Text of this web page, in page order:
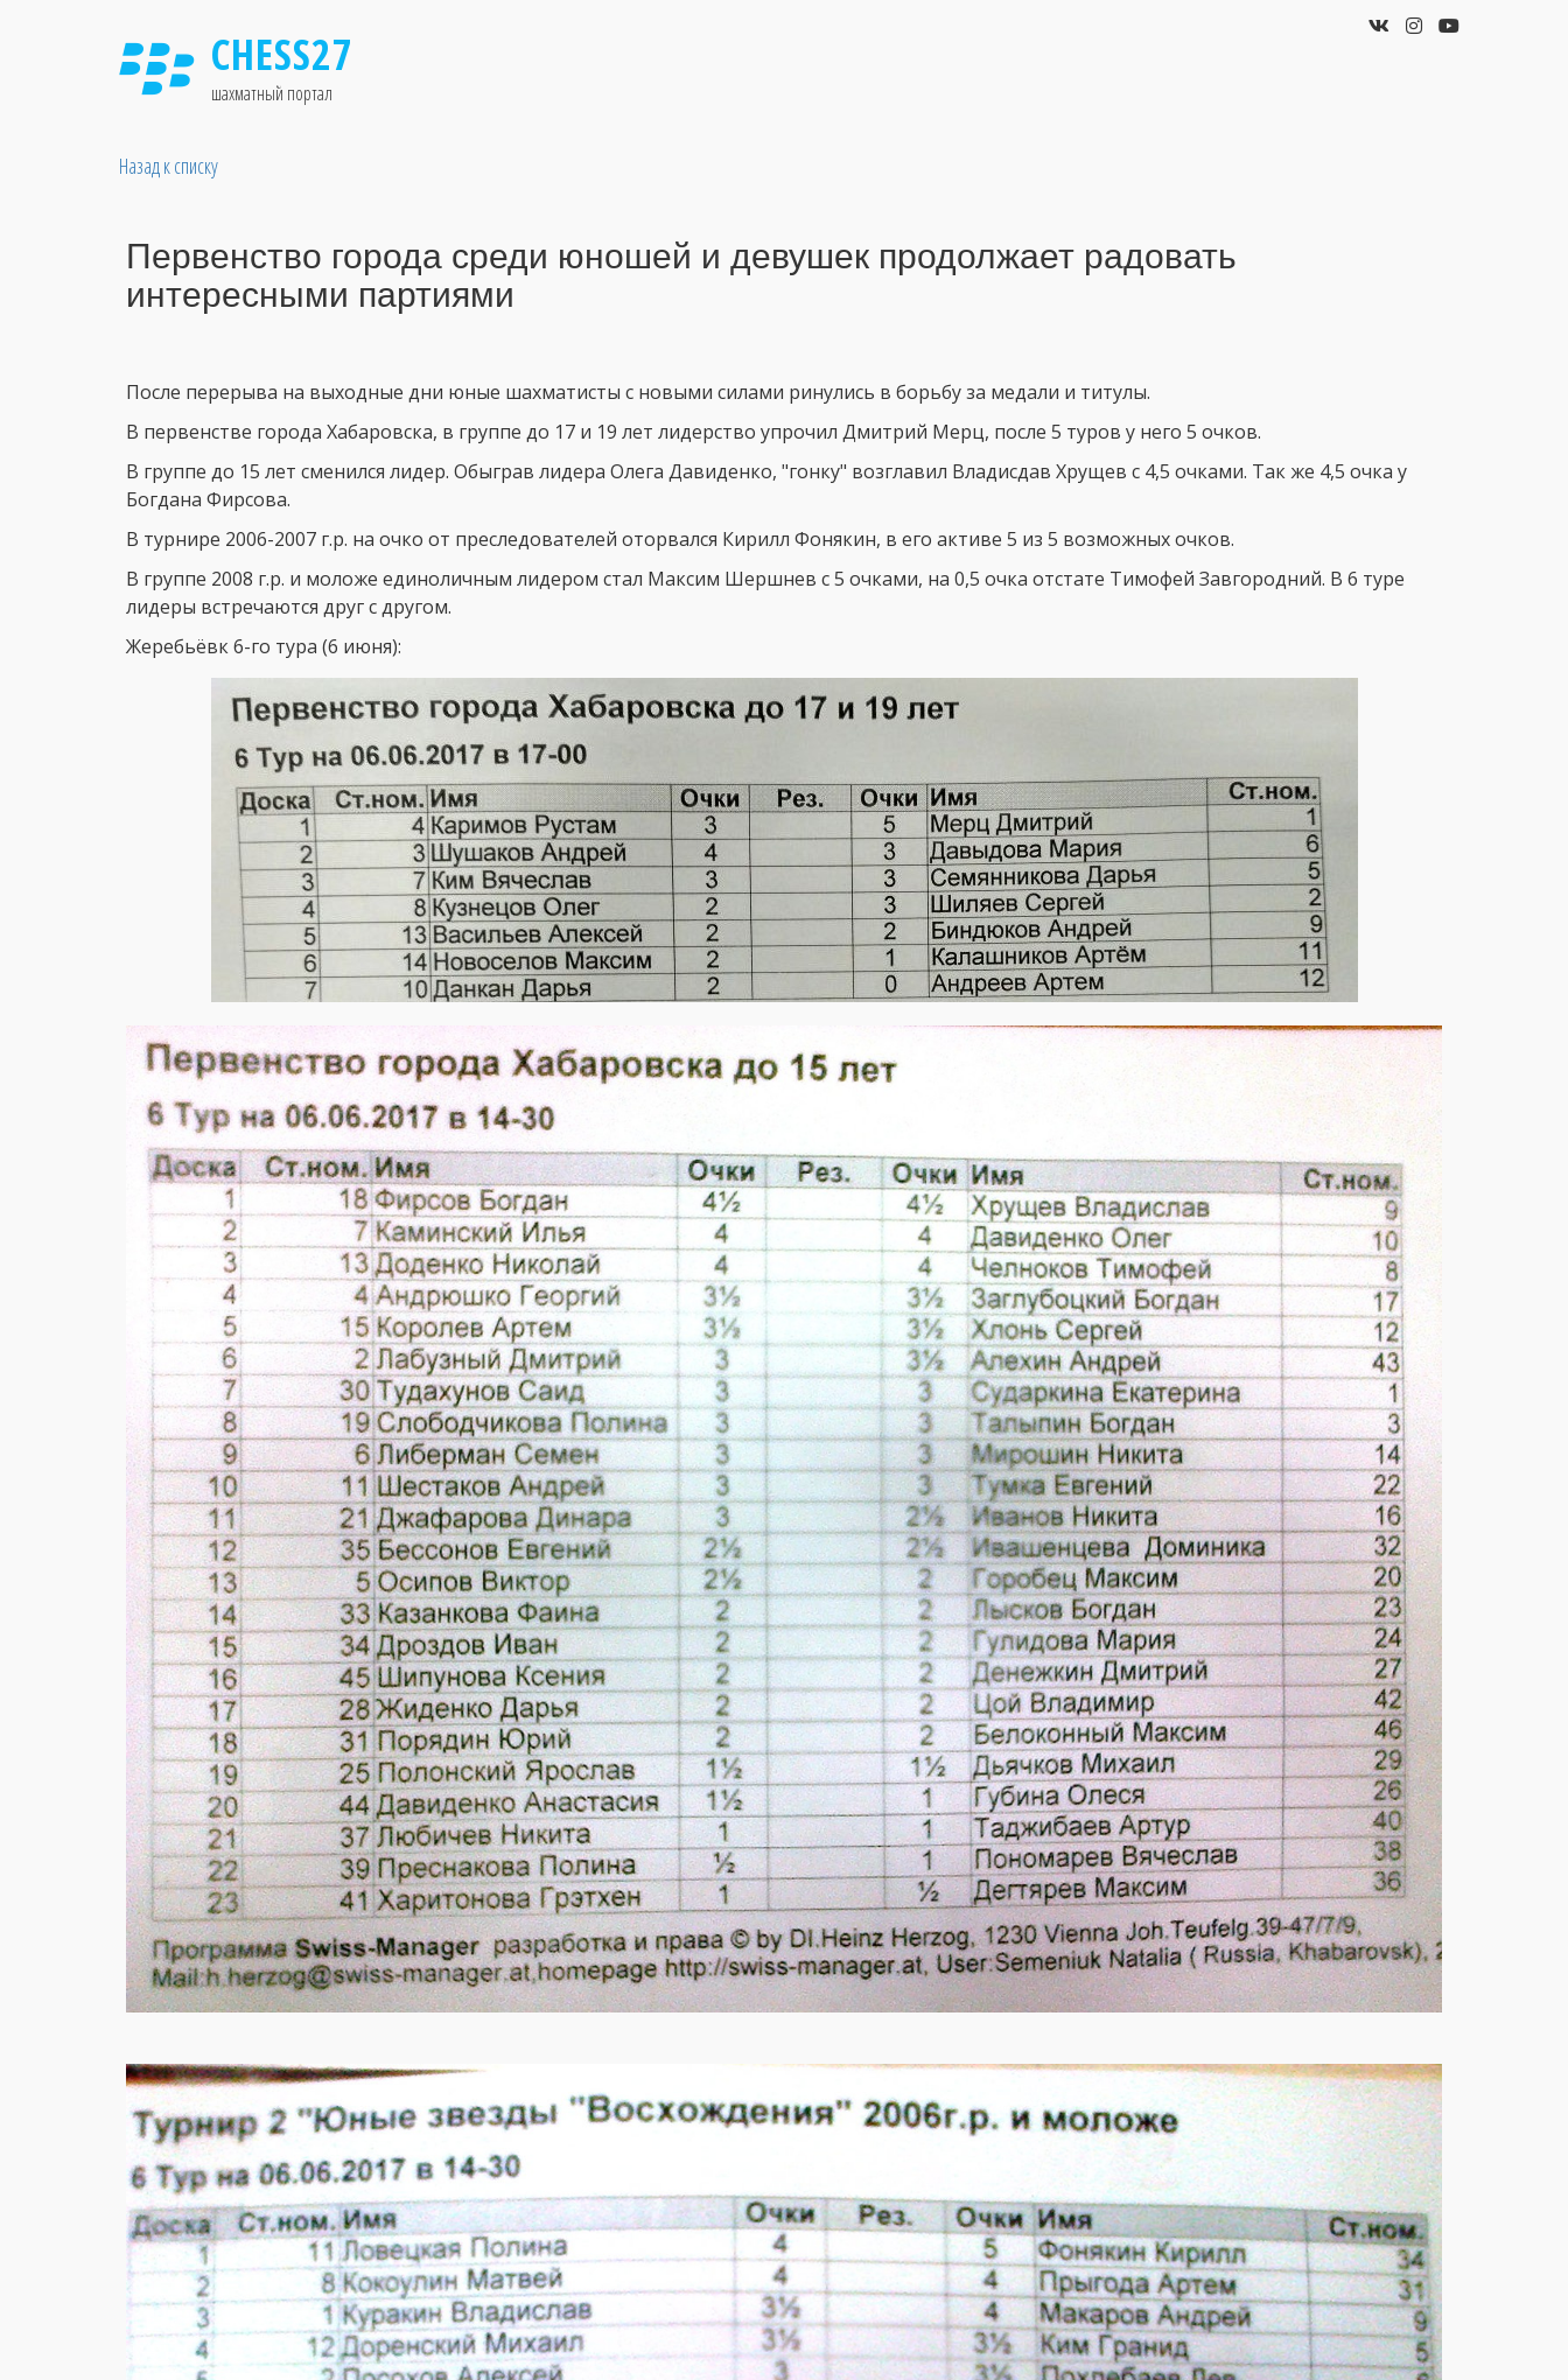
CHESS27
шахматный портал
Назад к списку
Первенство города среди юношей и девушек продолжает радовать
интересными партиями
После перерыва на выходные дни юные шахматисты с новыми силами ринулись в борьбу за медали и титулы.
В первенстве города Хабаровска, в группе до 17 и 19 лет лидерство упрочил Дмитрий Мерц, после 5 туров у него 5 очков.
В группе до 15 лет сменился лидер. Обыграв лидера Олега Давиденко, "гонку" возглавил Владисдав Хрущев с 4,5 очками. Так же 4,5 очка у
Богдана Фирсова.
В турнире 2006-2007 г.р. на очко от преследователей оторвался Кирилл Фонякин, в его активе 5 из 5 возможных очков.
В группе 2008 г.р. и моложе единоличным лидером стал Максим Шершнев с 5 очками, на 0,5 очка отстате Тимофей Завгородний. В 6 туре
лидеры встречаются друг с другом.
Жеребьёвк 6-го тура (6 июня):